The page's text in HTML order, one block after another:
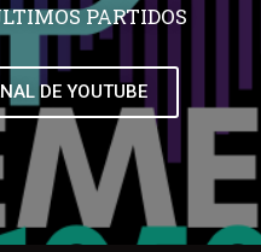
PARTIDOS
DE YOUTUBE